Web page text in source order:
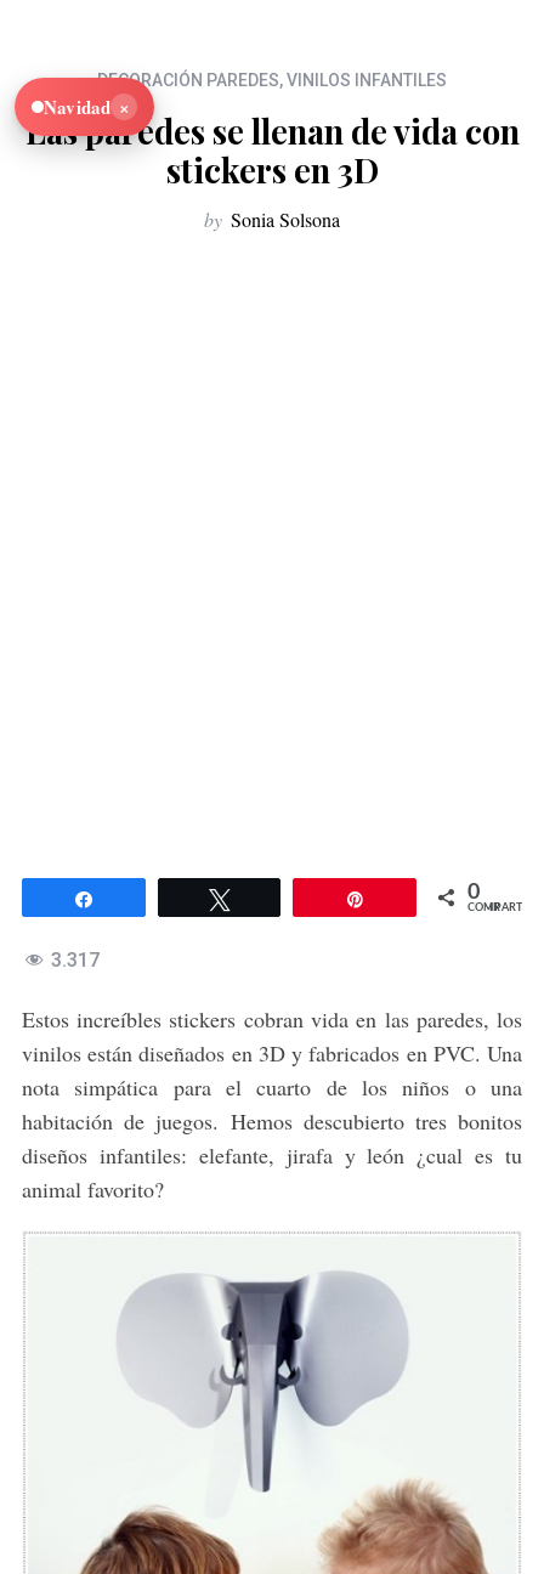
DECORACIÓN PAREDES,VINILOS INFANTILES
Las paredes se llenan de vida con
stickers en 3D
by Sonia Solsona
0
COMPARTIR
3.317
Estos increíbles stickers cobran vida en las paredes, los
vinilos están diseñados en 3D y fabricados en PVC. Una
nota simpática para el cuarto de los niños o una
habitación de juegos. Hemos descubierto tres bonitos
diseños infantiles: elefante, jirafa y león ¿cual es tu
animal favorito?
Navidad ×